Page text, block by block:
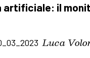
artificiale: il
Luca